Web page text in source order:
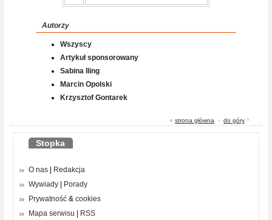
Autorzy
Wszyscy
Artykuł sponsorowany
Sabina Iling
Marcin Opolski
Krzysztof Gontarek
« strona główna - do góry ^
Stopka
O nas
Redakcja
Wywiady
Porady
Prywatność & cookies
Mapa serwisu
RSS